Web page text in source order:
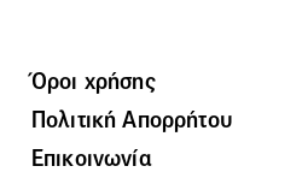
Όροι χρήσης
Πολιτική Απορρήτου
Επικοινωνία